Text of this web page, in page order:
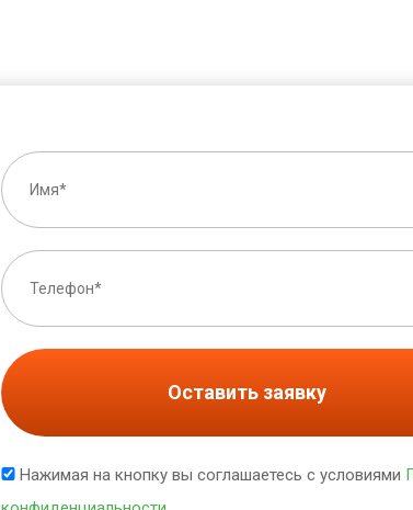
Оставить заявку
Нажимая на кнопку вы соглашаетесь с условиями